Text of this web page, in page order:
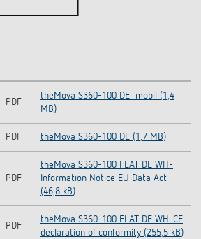
PDF
theMova S360-100 DE_mobil (1,4
MB)
PDF theMova S360-100 DE (1,7 MB)
PDF
theMova S360-100 FLAT DE WH-
Information Notice EU Data Act
(46,8 kB)
PDF
theMova S360-100 FLAT DE WH-CE
declaration of conformity (255,5 kB)